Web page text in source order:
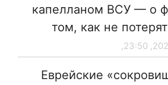
капелланом ВСУ — о
том, как не
«Еврейские